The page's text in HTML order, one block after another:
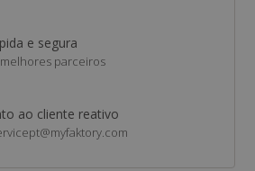
e segura
melhores parceiros
ao cliente reativo